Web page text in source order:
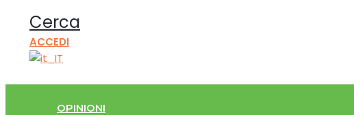
Cerca
ACCEDI
OPINIONI